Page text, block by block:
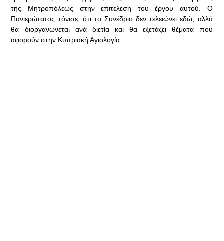
της Μητροπόλεως στην επιτέλεση του έργου αυτού. Ο
Πανιερώτατος τόνισε, ότι το Συνέδριο δεν τελειώνει εδώ, αλλά
θα διοργανώνεται ανά διετία και θα εξετάζει θέματα που
αφορούν στην Κυπριακή Αγιολογία.